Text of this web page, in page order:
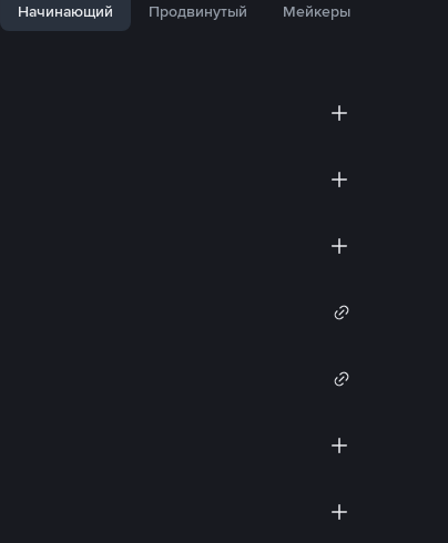
Начинающий Продвинутый Мейкеры